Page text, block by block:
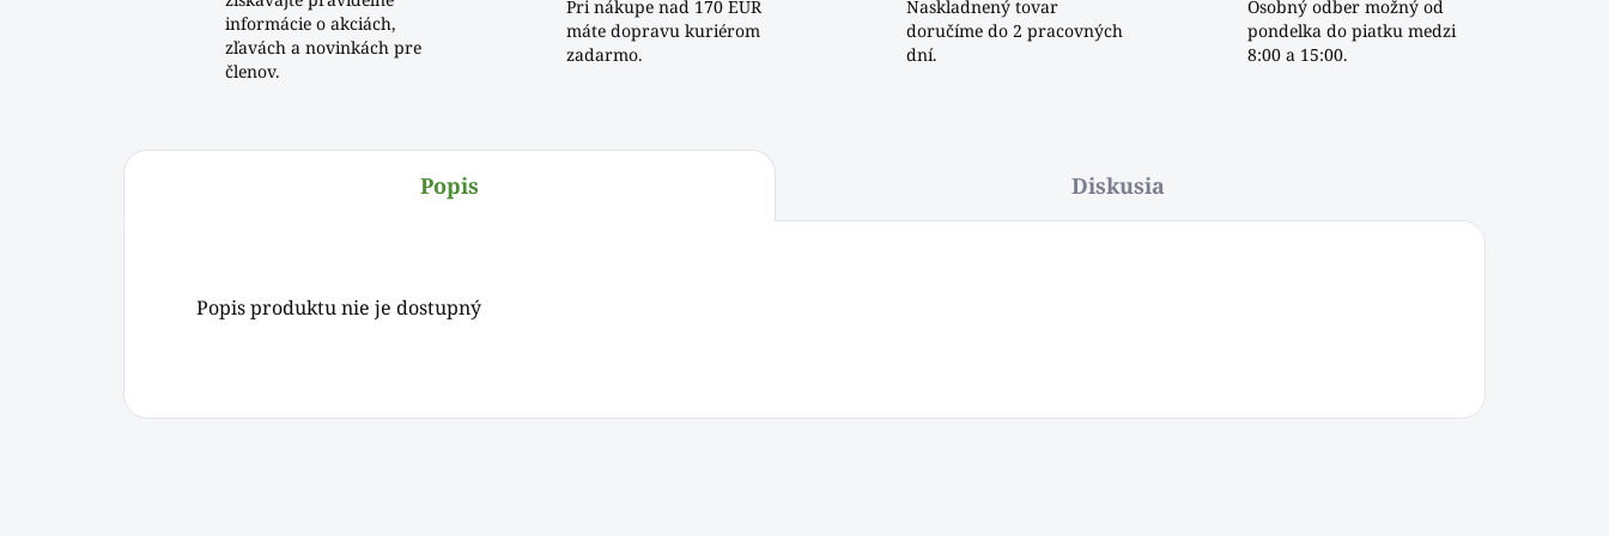
informácie o akciách,
zľavách a novinkách pre
členov.
Pri nákupe nad 170 EUR
máte dopravu kuriérom
zadarmo.
Naskladnený tovar
doručíme do 2 pracovných
dní.
Osobný odber možný od
pondelka do piatku medzi
8:00 a 15:00.
Popis Diskusia
Popis produktu nie je dostupný